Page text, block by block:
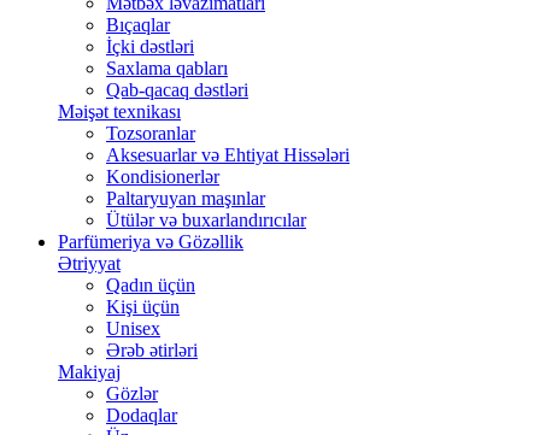
Bıçaqlar
İçki dəstləri
Saxlama qabları
Qab-qacaq dəstləri
Məişət texnikası
Tozsoranlar
Aksesuarlar və Ehtiyat Hissələri
Kondisionerlər
Paltaryuyan maşınlar
Ütülər və buxarlandırıcılar
Parfümeriya və Gözəllik
Ətriyyat
Qadın üçün
Kişi üçün
Unisex
Ərəb ətirləri
Makiyaj
Gözlər
Dodaqlar